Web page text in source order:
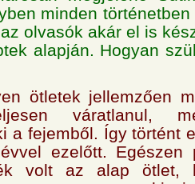
minden
olvasók akár el is
alapján. Hogyan
ötletek jellemzően
váratlanul,
a fejemből. Így történt
ezelőtt. Egészen
volt az alap ötlet,